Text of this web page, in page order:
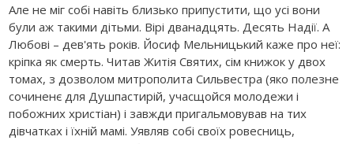
Але не міг собі навіть близько припустити, що усі вони
були аж такими дітьми. Вірі дванадцять. Десять Надії. А
Любові – дев'ять років. Йосиф Мельницький каже про неї:
кріпка як смерть. Читав Житія Святих, сім книжок у двох
томах, з дозволом митрополита Сильвестра (яко полезне
сочиненє для Душпастирій, учасщойся молодежи і
побожних христіан) і завжди пригальмовував на тих
дівчатках і їхній мамі. Уявляв собі своїх ровесниць,